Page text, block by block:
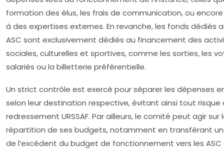
formation des élus, les frais de communication, ou
à des expertises externes. En revanche, les fonds dédiés
ASC sont exclusivement dédiés au financement des
sociales, culturelles et sportives, comme les sorties, les
salariés ou la billetterie préférentielle.
Un strict contrôle est exercé pour séparer les dépenses
selon leur destination respective, évitant ainsi tout risque
redressement URSSAF. Par ailleurs, le comité peut agir sur
répartition de ses budgets, notamment en transférant
de l’excédent du budget de fonctionnement vers les ASC